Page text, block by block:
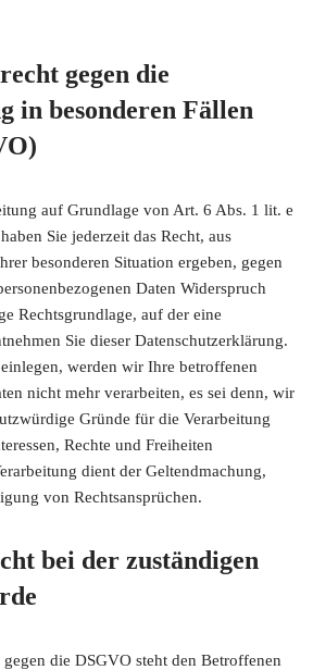
gegen die
in besonderen Fällen
auf Grundlage von Art. 6 Abs. 1 lit. e
Sie jederzeit das Recht, aus
besonderen Situation ergeben, gegen
Daten Widerspruch
Rechtsgrundlage, auf der eine
Sie dieser Datenschutzerklärung.
werden wir Ihre betroffenen
nicht mehr verarbeiten, es sei denn, wir
Gründe für die Verarbeitung
Rechte und Freiheiten
dient der Geltendmachung,
von Rechtsansprüchen.
bei der zuständigen
die DSGVO steht den Betroffenen